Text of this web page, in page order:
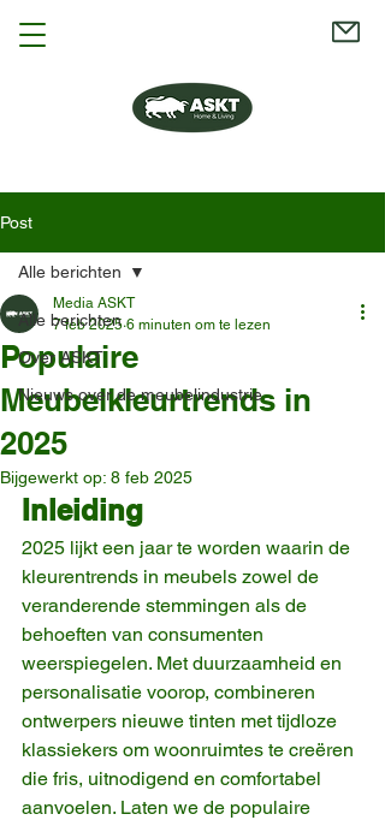
Post
Alle berichten
Over ASKT
Nieuws over de meubelindustrie
Alle berichten
Populaire
Meubelkleurtrends in
2025
Media ASKT
7 feb 2025 6 minuten om te lezen
Bijgewerkt op: 8 feb 2025
Inleiding
2025 lijkt een jaar te worden waarin de
kleurentrends in meubels zowel de
veranderende stemmingen als de
behoeften van consumenten
weerspiegelen. Met duurzaamheid en
personalisatie voorop, combineren
ontwerpers nieuwe tinten met tijdloze
klassiekers om woonruimtes te creëren
die fris, uitnodigend en comfortabel
aanvoelen. Laten we de populaire